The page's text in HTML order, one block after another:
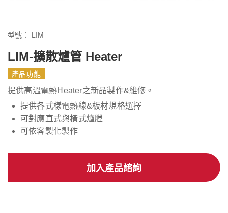
型號： LIM
LIM-擴散爐管 Heater
產品功能
提供高溫電熱Heater之新品製作&維修。
提供各式樣電熱線&板材規格選擇
可對應直式與橫式爐膛
可依客製化製作
加入產品諮詢